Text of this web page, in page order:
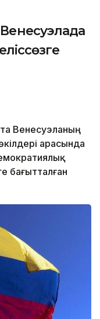
Венесуэланың
арасында
бағытталған